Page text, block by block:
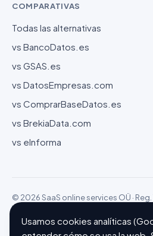
COMPARATIVAS
Todas las alternativas
vs BancoDatos.es
vs GSAS.es
vs DatosEmpresas.com
vs ComprarBaseDatos.es
vs BrekiaData.com
vs eInforma
© 2026 SaaS online services OÜ ·
15551 Tallinn (Estonia)
Configurar cookiesHecho
Usamos cookies analíticas